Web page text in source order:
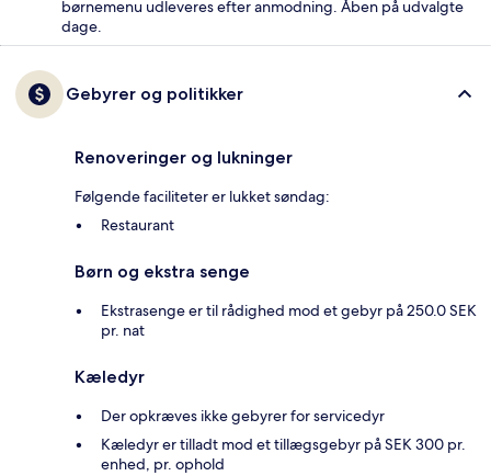
børnemenu udleveres efter anmodning. Åben på udvalgte
dage.
Gebyrer og politikker
Renoveringer og lukninger
Følgende faciliteter er lukket søndag:
Restaurant
Børn og ekstra senge
Ekstrasenge er til rådighed mod et gebyr på 250.0 SEK
pr. nat
Kæledyr
Der opkræves ikke gebyrer for servicedyr
Kæledyr er tilladt mod et tillægsgebyr på SEK 300 pr.
enhed, pr. ophold